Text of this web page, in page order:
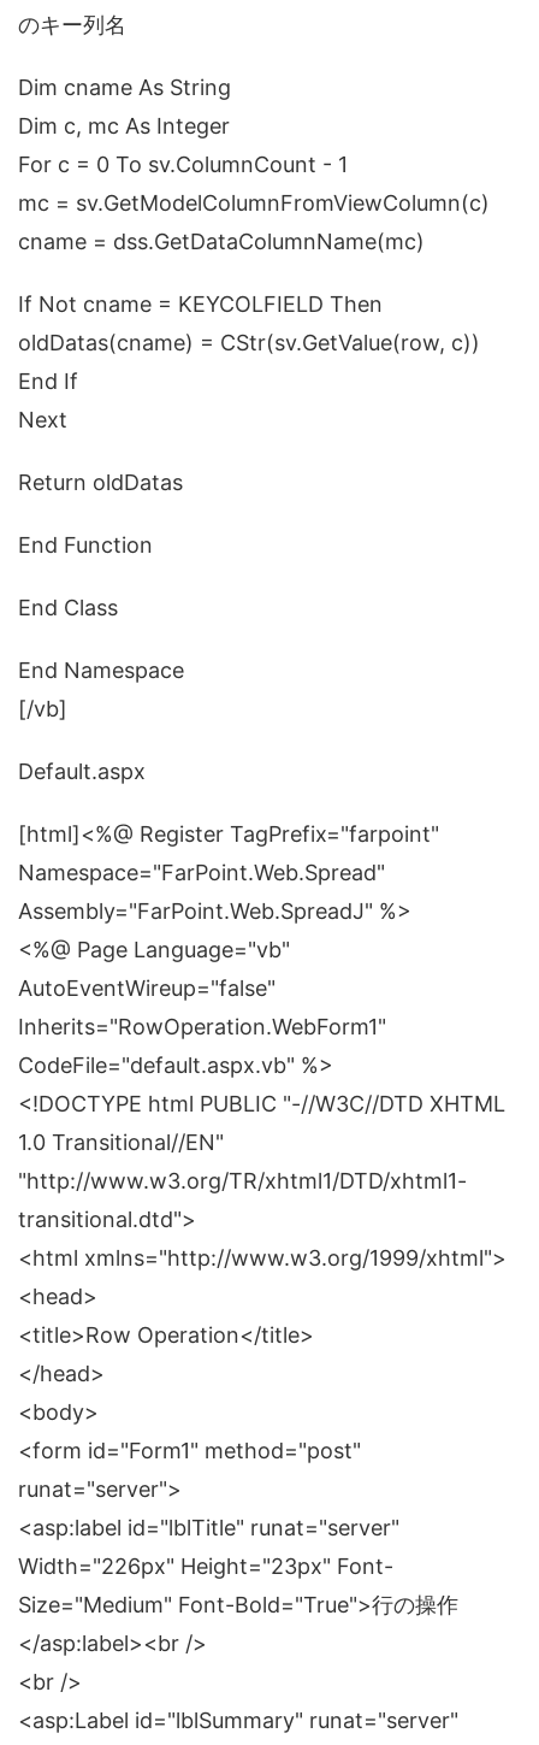
のキー列名
Dim cname As String
Dim c, mc As Integer
For c = 0 To sv.ColumnCount - 1
mc = sv.GetModelColumnFromViewColumn(c)
cname = dss.GetDataColumnName(mc)
If Not cname = KEYCOLFIELD Then
oldDatas(cname) = CStr(sv.GetValue(row, c))
End If
Next
Return oldDatas
End Function
End Class
End Namespace
[/vb]
Default.aspx
[html]<%@ Register TagPrefix="farpoint"
Namespace="FarPoint.Web.Spread"
Assembly="FarPoint.Web.SpreadJ" %>
<%@ Page Language="vb"
AutoEventWireup="false"
Inherits="RowOperation.WebForm1"
CodeFile="default.aspx.vb" %>
<!DOCTYPE html PUBLIC "-//W3C//DTD XHTML
1.0 Transitional//EN"
"http://www.w3.org/TR/xhtml1/DTD/xhtml1-
transitional.dtd">
<html xmlns="http://www.w3.org/1999/xhtml">
<head>
<title>Row Operation</title>
</head>
<body>
<form id="Form1" method="post"
runat="server">
<asp:label id="lblTitle" runat="server"
Width="226px" Height="23px" Font-
Size="Medium" Font-Bold="True">行の操作
</asp:label><br />
<br />
<asp:Label id="lblSummary" runat="server"